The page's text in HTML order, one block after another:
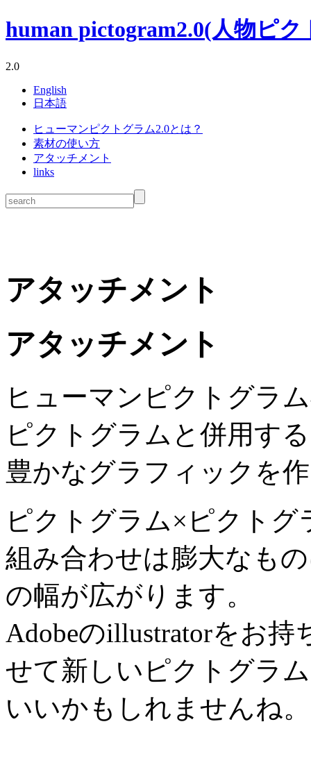
human pictogram2.0(人物ピク
2.0
English
日本語
ヒューマンピクトグラム2.0とは？
素材の使い方
アタッチメント
links
アタッチメント
アタッチメント
ヒューマンピクトグラ
ピクトグラムと併用す
豊かなグラフィックを
ピクトグラム×ピクト
組み合わせは膨大なも
の幅が広がります。
Adobeのillustratorをお
せて新しいピクトグラ
いいかもしれませんね。